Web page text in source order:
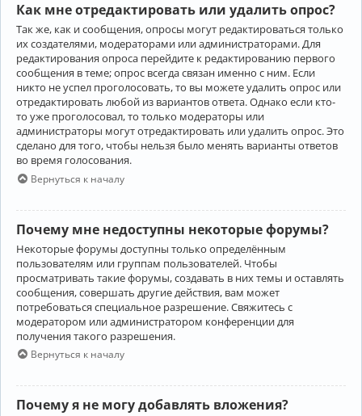
Как мне отредактировать или удалить опрос?
Так же, как и сообщения, опросы могут редактироваться только
их создателями, модераторами или администраторами. Для
редактирования опроса перейдите к редактированию первого
сообщения в теме; опрос всегда связан именно с ним. Если
никто не успел проголосовать, то вы можете удалить опрос или
отредактировать любой из вариантов ответа. Однако если кто-
то уже проголосовал, то только модераторы или
администраторы могут отредактировать или удалить опрос. Это
сделано для того, чтобы нельзя было менять варианты ответов
во время голосования.
Вернуться к началу
Почему мне недоступны некоторые форумы?
Некоторые форумы доступны только определённым
пользователям или группам пользователей. Чтобы
просматривать такие форумы, создавать в них темы и оставлять
сообщения, совершать другие действия, вам может
потребоваться специальное разрешение. Свяжитесь с
модератором или администратором конференции для
получения такого разрешения.
Вернуться к началу
Почему я не могу добавлять вложения?